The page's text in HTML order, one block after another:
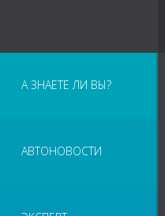
А ЗНАЕТЕ ЛИ ВЫ?
АВТОНОВОСТИ